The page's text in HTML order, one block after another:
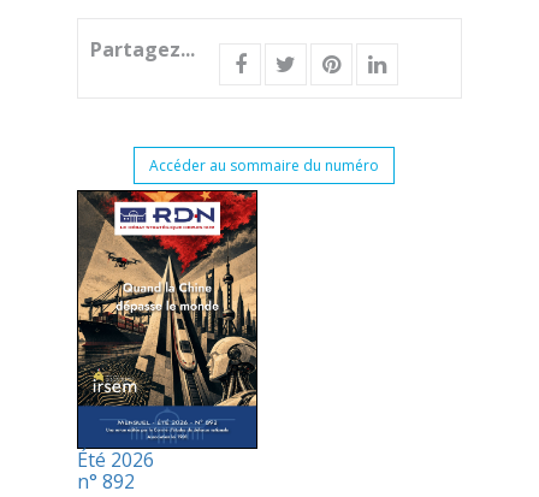
Partagez...
Accéder au sommaire du numéro
Été 2026
n° 892